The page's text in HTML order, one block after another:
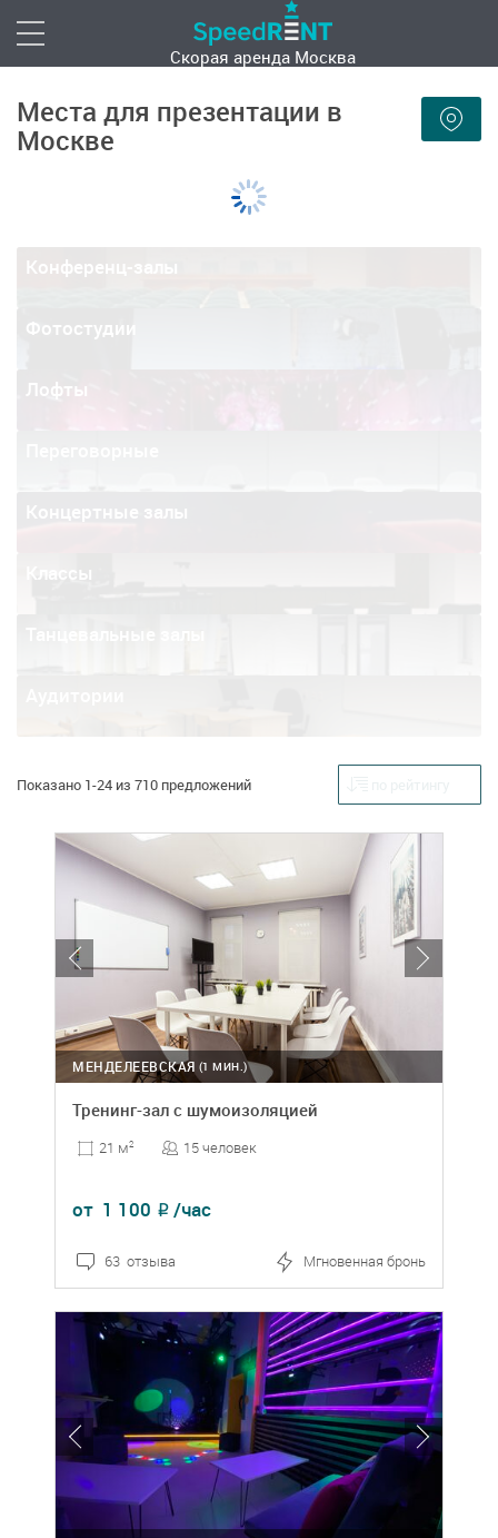
Скорая аренда Москва
Места для презентации в
Москве
Конференц-залы
Фотостудии
Лофты
Классы
Показано 1-24 из 710 предложений
(1 МИН.)
МЕНДЕЛЕЕВСКАЯ
Тренинг-зал с шумоизоляцией
21 м2 15 человек
от 1 100 ₽ /час
63 отзыва Мгновенная бронь